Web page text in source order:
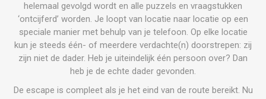
helemaal gevolgd wordt en alle puzzels en vraagstukken
‘ontcijferd’ worden. Je loopt van locatie naar locatie op een
speciale manier met behulp van je telefoon. Op elke locatie
kun je steeds één- of meerdere verdachte(n) doorstrepen: zij
zijn niet de dader. Heb je uiteindelijk één persoon over? Dan
heb je de echte dader gevonden.
De escape is compleet als je het eind van de route bereikt. Nu